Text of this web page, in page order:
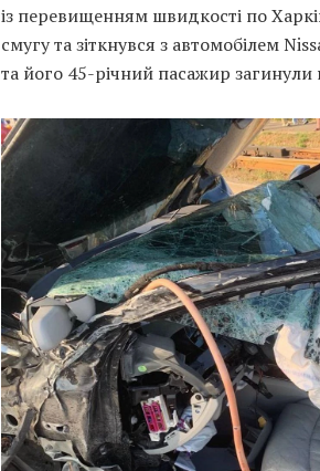
із перевищенням швидкості по
смугу та зіткнувся з автомобілем
та його 45-річний пасажир загинули